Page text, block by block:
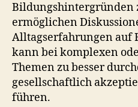
Bildungshintergründen
ermöglichen
Alltagserfahrungen auf
kann bei komplexen
Themen zu besser
gesellschaftlich
führen.